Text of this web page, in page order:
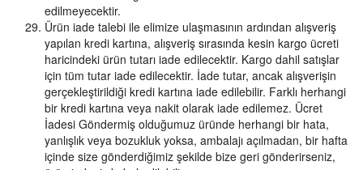
edilmeyecektir.
Ürün iade talebi ile elimize ulaşmasının ardından alışveriş
yapılan kredi kartına, alışveriş sırasında kesin kargo ücreti
haricindeki ürün tutarı iade edilecektir. Kargo dahil satışlar
için tüm tutar iade edilecektir. İade tutar, ancak alışverişin
gerçekleştirildiği kredi kartına iade edilebilir. Farklı herhangi
bir kredi kartına veya nakit olarak iade edilemez. Ücret
İadesi Göndermiş olduğumuz üründe herhangi bir hata,
yanlışlık veya bozukluk yoksa, ambalajı açılmadan, bir hafta
içinde size gönderdiğimiz şekilde bize geri gönderirseniz,